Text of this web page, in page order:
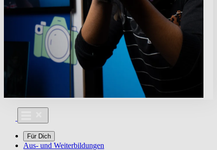
Für Dich
Aus- und Weiterbildungen